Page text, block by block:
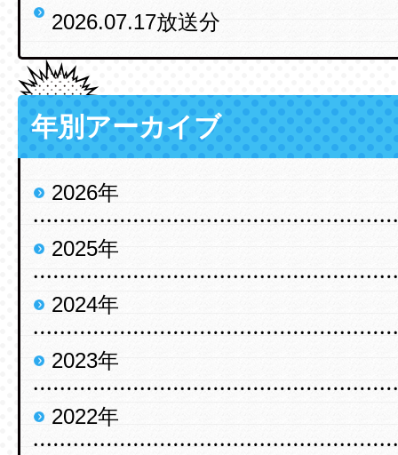
2026.07.17放送分
年別アーカイブ
2026年
2025年
2024年
2023年
2022年